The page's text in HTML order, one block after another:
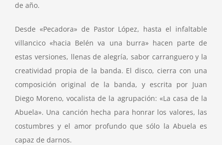
de año.
Desde «Pecadora» de Pastor López, hasta el infaltable
villancico «hacia Belén va una burra» hacen parte de
estas versiones, llenas de alegría, sabor carranguero y la
creatividad propia de la banda. El disco, cierra con una
composición original de la banda, y escrita por Juan
Diego Moreno, vocalista de la agrupación: «La casa de la
Abuela». Una canción hecha para honrar los valores, las
costumbres y el amor profundo que sólo la Abuela es
capaz de darnos.